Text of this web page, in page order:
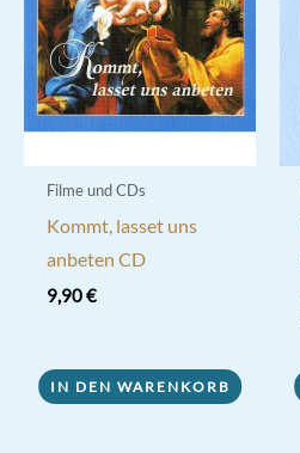
können
auf
der
Produktseite
werden
Filme und CDs
Kommt, lasset uns
anbeten CD
9,90€
IN DEN WARENKORB